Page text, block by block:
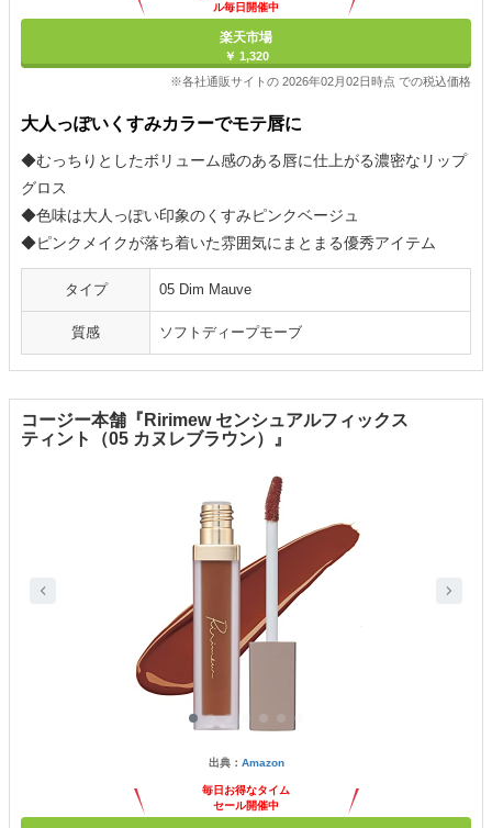
ル毎日開催中
楽天市場
￥ 1,320
※各社通販サイトの 2026年02月02日時点 での税込価格
大人っぽいくすみカラーでモテ唇に
◆むっちりとしたボリューム感のある唇に仕上がる濃密なリップ
グロス
◆色味は大人っぽい印象のくすみピンクベージュ
◆ピンクメイクが落ち着いた雰囲気にまとまる優秀アイテム
タイプ 05 Dim Mauve
質感 ソフトディープモーブ
コージー本舗『Ririmew センシュアルフィックス
ティント（05 カヌレブラウン）』
出典： Amazon
毎日お得なタイム
セール開催中